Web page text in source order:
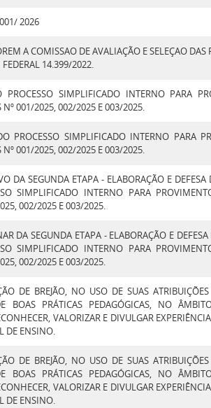
2026
A COMISSAO DE AVALIAÇÃO E SELEÇAO DAS
FEDERAL 14.399/2022.
SIMPLIFICADO INTERNO PARA
Nº 001/2025, 002/2025 E 003/2025.
PROCESSO SIMPLIFICADO INTERNO PARA
Nº 001/2025, 002/2025 E 003/2025.
DA SEGUNDA ETAPA - ELABORAÇÃO E
SIMPLIFICADO INTERNO PARA
002/2025 E 003/2025.
DA SEGUNDA ETAPA - ELABORAÇÃO E
SIMPLIFICADO INTERNO PARA
002/2025 E 003/2025.
DE BREJÃO, NO USO DE SUAS
BOAS PRÁTICAS PEDAGÓGICAS, NO
VALORIZAR E DIVULGAR
DE ENSINO.
DE BREJÃO, NO USO DE SUAS
BOAS PRÁTICAS PEDAGÓGICAS, NO
VALORIZAR E DIVULGAR
DE ENSINO.